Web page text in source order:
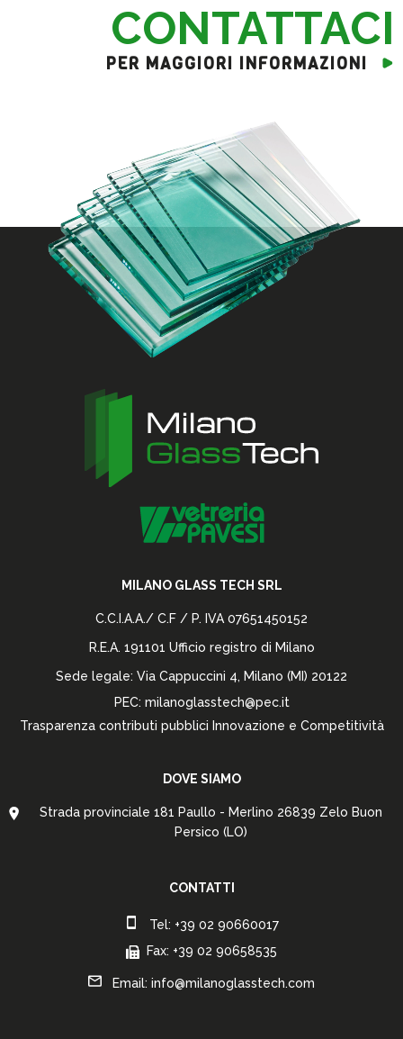
CONTATTACI
PER MAGGIORI INFORMAZIONI
MILANO GLASS TECH SRL
C.C.I.A.A./ C.F / P. IVA 07651450152
R.E.A. 191101 Ufficio registro di Milano
Sede legale: Via Cappuccini 4, Milano (MI) 20122
PEC: milanoglasstech@pec.it
Trasparenza contributi pubblici Innovazione e Competitività
DOVE SIAMO
Strada provinciale 181 Paullo - Merlino 26839 Zelo Buon
Persico (LO)
CONTATTI
Tel: +39 02 90660017
Fax: +39 02 90658535
Email: info@milanoglasstech.com